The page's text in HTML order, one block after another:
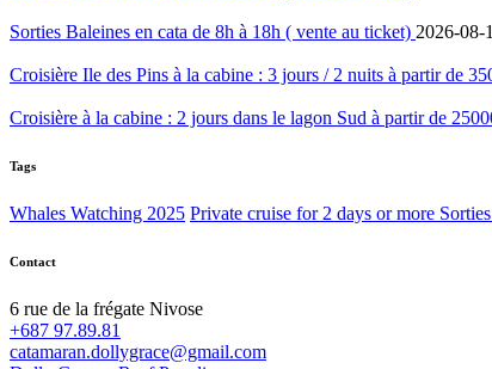
Sorties Baleines en cata de 8h à 18h ( vente au ticket) 2026-08-
Croisière Ile des Pins à la cabine : 3 jours / 2 nuits à partir de
Croisière à la cabine : 2 jours dans le lagon Sud à partir de
Tags
Whales Watching 2025 Private cruise for 2 days or more
Contact
6 rue de la frégate Nivose
+687 97.89.81
catamaran.dollygrace@gmail.com